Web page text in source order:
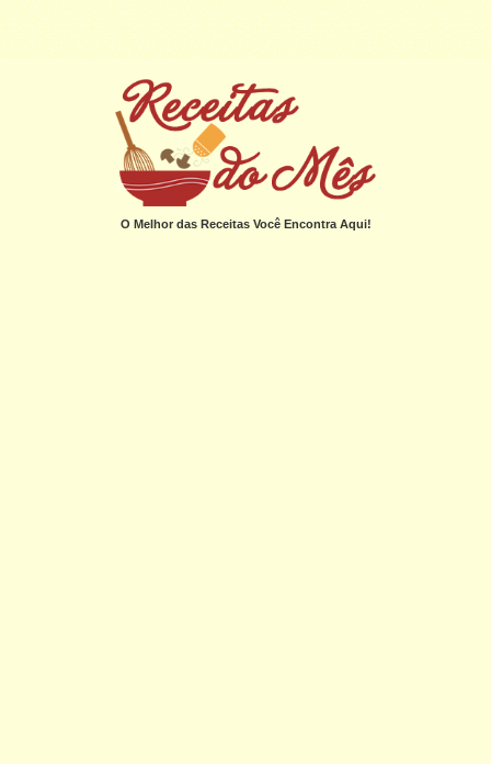
O Melhor das Receitas Você Encontra Aqui!